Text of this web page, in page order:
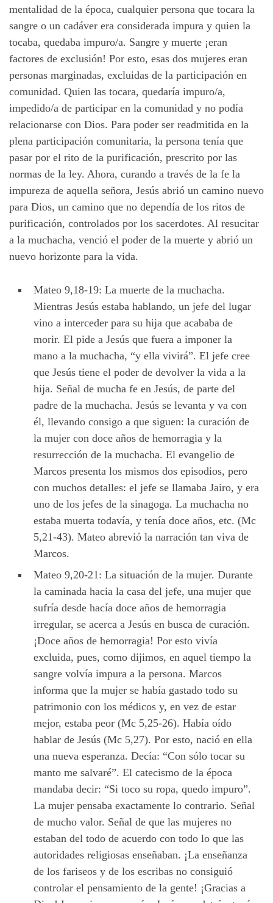
mentalidad de la época, cualquier persona que tocara la
sangre o un cadáver era considerada impura y quien la
tocaba, quedaba impuro/a. Sangre y muerte ¡eran
factores de exclusión! Por esto, esas dos mujeres eran
personas marginadas, excluidas de la participación en
comunidad. Quien las tocara, quedaría impuro/a,
impedido/a de participar en la comunidad y no podía
relacionarse con Dios. Para poder ser readmitida en la
plena participación comunitaria, la persona tenía que
pasar por el rito de la purificación, prescrito por las
normas de la ley. Ahora, curando a través de la fe la
impureza de aquella señora, Jesús abrió un camino nuevo
para Dios, un camino que no dependía de los ritos de
purificación, controlados por los sacerdotes. Al resucitar
a la muchacha, venció el poder de la muerte y abrió un
nuevo horizonte para la vida.
Mateo 9,18-19: La muerte de la muchacha.
Mientras Jesús estaba hablando, un jefe del lugar
vino a interceder para su hija que acababa de
morir. El pide a Jesús que fuera a imponer la
mano a la muchacha, “y ella vivirá”. El jefe cree
que Jesús tiene el poder de devolver la vida a la
hija. Señal de mucha fe en Jesús, de parte del
padre de la muchacha. Jesús se levanta y va con
él, llevando consigo a que siguen: la curación de
la mujer con doce años de hemorragia y la
resurrección de la muchacha. El evangelio de
Marcos presenta los mismos dos episodios, pero
con muchos detalles: el jefe se llamaba Jairo, y era
uno de los jefes de la sinagoga. La muchacha no
estaba muerta todavía, y tenía doce años, etc. (Mc
5,21-43). Mateo abrevió la narración tan viva de
Marcos.
Mateo 9,20-21: La situación de la mujer. Durante
la caminada hacia la casa del jefe, una mujer que
sufría desde hacía doce años de hemorragia
irregular, se acerca a Jesús en busca de curación.
¡Doce años de hemorragia! Por esto vivía
excluida, pues, como dijimos, en aquel tiempo la
sangre volvía impura a la persona. Marcos
informa que la mujer se había gastado todo su
patrimonio con los médicos y, en vez de estar
mejor, estaba peor (Mc 5,25-26). Había oído
hablar de Jesús (Mc 5,27). Por esto, nació en ella
una nueva esperanza. Decía: “Con sólo tocar su
manto me salvaré”. El catecismo de la época
mandaba decir: “Si toco su ropa, quedo impuro”.
La mujer pensaba exactamente lo contrario. Señal
de mucho valor. Señal de que las mujeres no
estaban del todo de acuerdo con todo lo que las
autoridades religiosas enseñaban. ¡La enseñanza
de los fariseos y de los escribas no consiguió
controlar el pensamiento de la gente! ¡Gracias a